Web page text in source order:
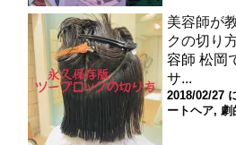
美容師が
クの切り
容師 松岡
サ...
2018/02/27
ートヘア, 劇